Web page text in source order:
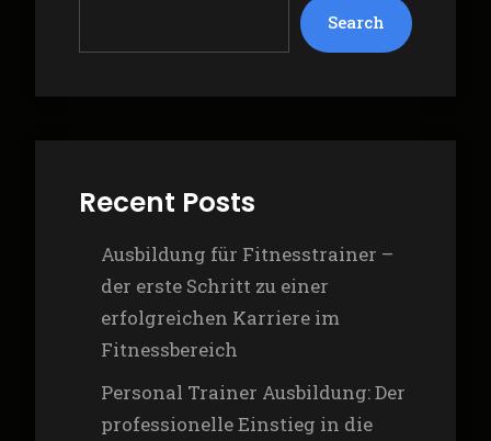
Search
Recent Posts
Ausbildung für Fitnesstrainer –
der erste Schritt zu einer
erfolgreichen Karriere im
Fitnessbereich
Personal Trainer Ausbildung: Der
professionelle Einstieg in die